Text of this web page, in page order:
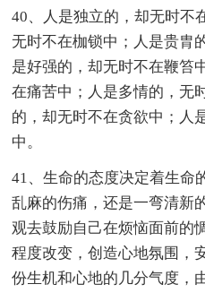
40、人是独立的，却无时不
无时不在枷锁中；人是贵胄
是好强的，却无时不在鞭笞
在痛苦中；人是多情的，无
的，却无时不在贪欲中；人
中。
41、生命的态度决定着生命
乱麻的伤痛，还是一弯清新
观去鼓励自己在烦恼面前的
程度改变，创造心地氛围，
份生机和心地的几分气度，